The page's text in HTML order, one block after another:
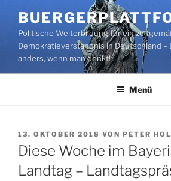
Inhalt
springenPolitische Weiterbildung für ein
Demokratieverständnis in Deutschland –
anders, wenn man denkt!
Menü
VERÖFFENTLICHT
AM
13. OKTOBER 2018 VON PETER
Diese Woche im
Landtag –